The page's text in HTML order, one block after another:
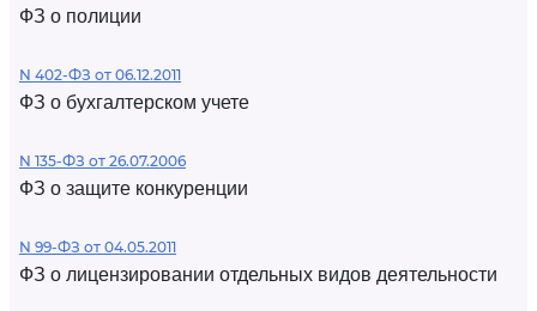
ФЗ о полиции
N 402-ФЗ от 06.12.2011
ФЗ о бухгалтерском учете
N 135-ФЗ от 26.07.2006
ФЗ о защите конкуренции
N 99-ФЗ от 04.05.2011
ФЗ о лицензировании отдельных видов деятельности